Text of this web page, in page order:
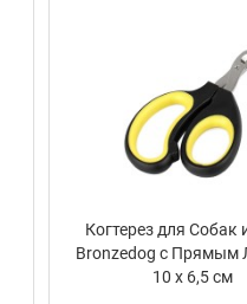
Когтерез для Собак
Bronzedog с Прямым
10 х 6,5 см